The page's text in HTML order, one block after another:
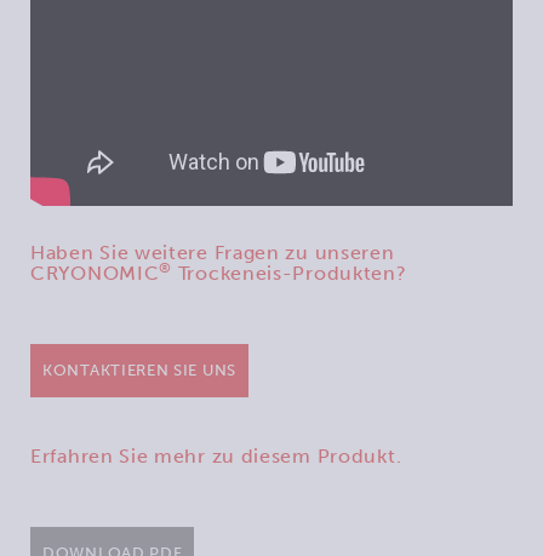
Haben Sie weitere Fragen zu unseren
CRYONOMIC® Trockeneis-Produkten?
KONTAKTIEREN SIE UNS
Erfahren Sie mehr zu diesem Produkt.